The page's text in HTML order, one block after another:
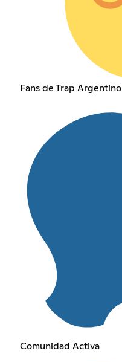
Fans de Trap Argentino
Comunidad Activa